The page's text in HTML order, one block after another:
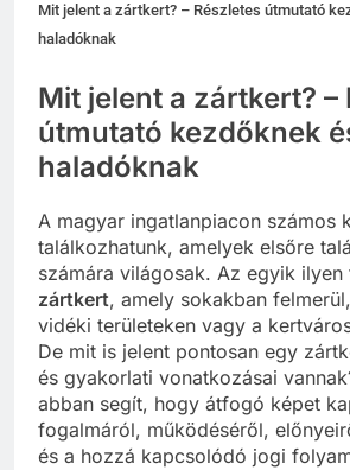
Mit jelent a zártkert? – Részletes útmutató
haladóknak
Mit jelent a zártkert? –
útmutató kezdőknek
haladóknak
A magyar ingatlanpiacon számos
találkozhatunk, amelyek elsőre
számára világosak. Az egyik ilyen
zártkert, amely sokakban
vidéki területeken vagy a
De mit is jelent pontosan egy
és gyakorlati vonatkozásai
abban segít, hogy átfogó képet
fogalmáról, működéséről,
és a hozzá kapcsolódó jogi